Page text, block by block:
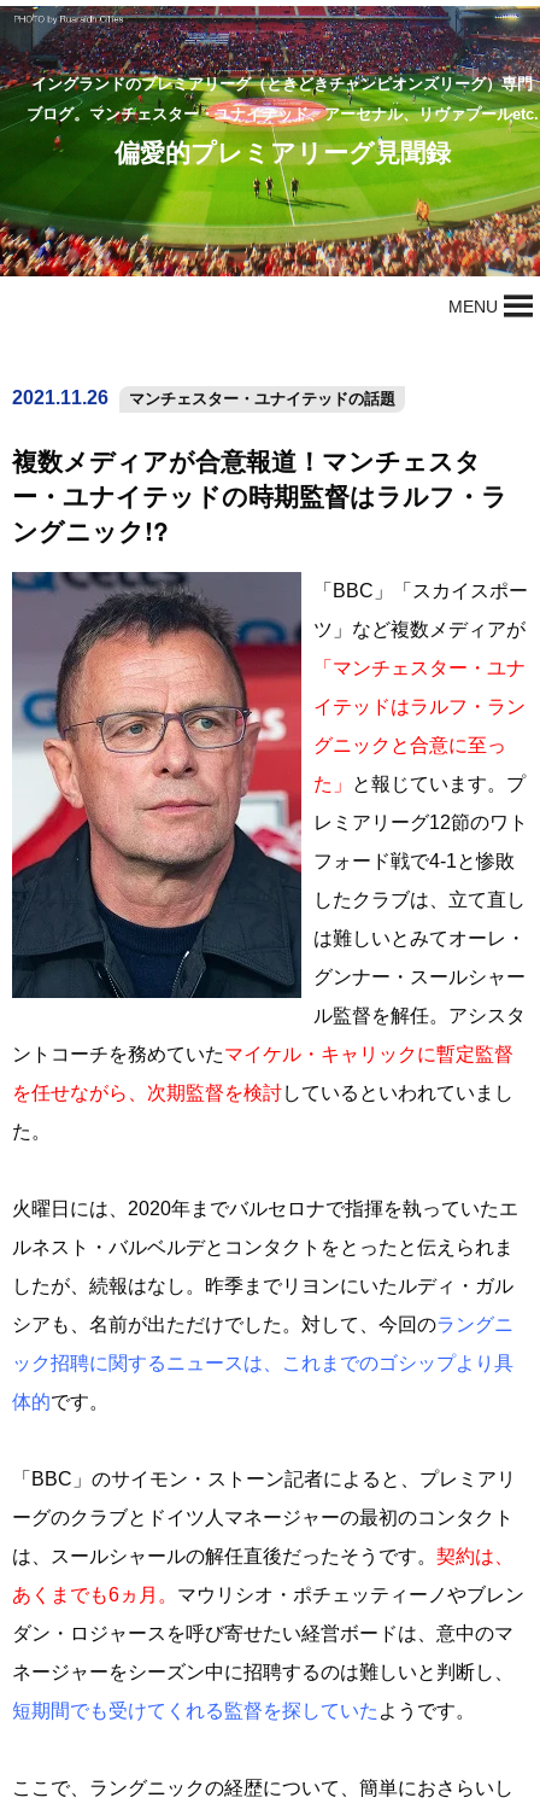
イングランドのプレミアリーグ（ときどきチャンピオンズリーグ）専門
ブログ。マンチェスター・ユナイテッド、アーセナル、リヴァプールetc.
偏愛的プレミアリーグ見聞録
MENU
2021.11.26 マンチェスター・ユナイテッドの話題
複数メディアが合意報道！マンチェスタ
ー・ユナイテッドの時期監督はラルフ・ラ
ングニック!?
「BBC」「スカイスポー
ツ」など複数メディアが
「マンチェスター・ユナ
イテッドはラルフ・ラン
グニックと合意に至っ
た」
と報じています。プ
レミアリーグ12節のワト
フォード戦で4-1と惨敗
したクラブは、立て直し
は難しいとみてオーレ・
グンナー・スールシャー
ル監督を解任。アシスタ
ントコーチを務めていたマイケル・キャリックに暫定監督
を任せながら、次期監督を検討しているといわれていまし
た。
火曜日には、2020年までバルセロナで指揮を執っていたエ
ルネスト・バルベルデとコンタクトをとったと伝えられま
したが、続報はなし。昨季までリヨンにいたルディ・ガル
シアも、名前が出ただけでした。対して、今回のラングニ
ック招聘に関するニュースは、これまでのゴシップより具
体的です。
「BBC」のサイモン・ストーン記者によると、プレミアリ
ーグのクラブとドイツ人マネージャーの最初のコンタクト
は、スールシャールの解任直後だったそうです。 契約は、
あくまでも6ヵ月。 マウリシオ・ポチェッティーノやブレン
ダン・ロジャースを呼び寄せたい経営ボードは、意中のマ
ネージャーをシーズン中に招聘するのは難しいと判断し、
短期間でも受けてくれる監督を探していた ようです。
ここで、ラングニックの経歴について、簡単におさらいし